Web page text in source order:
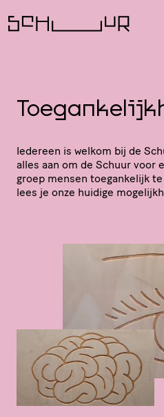
Iedereen is welkom bij de
alles aan om de Schuur voor
groep mensen toegan­ke­lijk
lees je onze huidige